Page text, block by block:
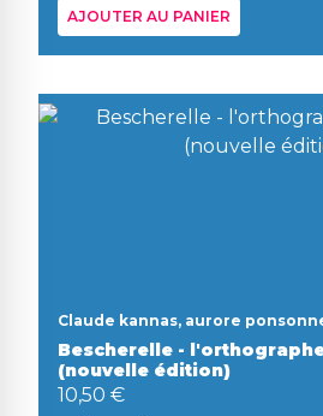
AJOUTER AU PANIER
Claude kannas, aurore
Bescherelle -
(nouvelle édition)
10,50 €